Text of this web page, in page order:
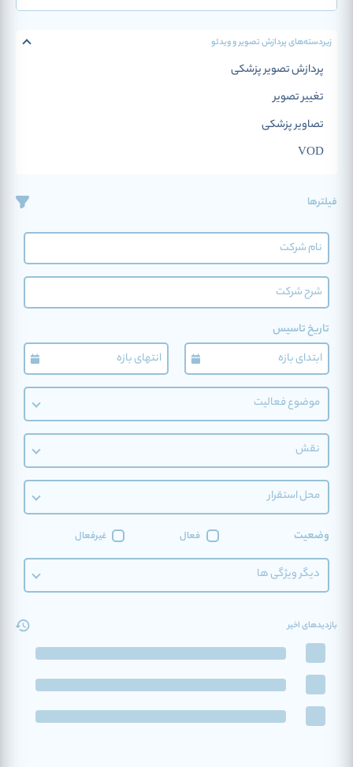
زیردسته‌‌های پردازش تصویر و ویدئو
پردازش تصویر پزشکی
تغییر تصویر
تصاویر پزشکی
VOD
فیلترها
تاریخ تاسیس
موضوع فعالیت
نقش
محل استقرار
وضعیت فعال غیرفعال
دیگر ویژگی ها
بازدیدهای اخیر